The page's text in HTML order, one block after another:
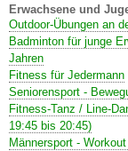
Erwachsene und
Outdoor-Übungen an
Badminton für junge
Jahren
Fitness für Jedermann
Seniorensport -
Fitness-Tanz / Line-
19:45 bis 20:45)
Männersport -